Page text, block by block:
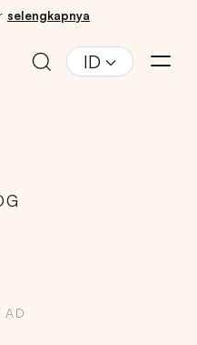
selengkapnya
ID
AD